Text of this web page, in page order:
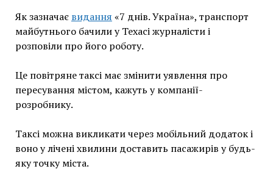
Як зазначає видання «7 днів. Україна», транспорт
майбутнього бачили у Техасі журналісти і
розповіли про його роботу.
Це повітряне таксі має змінити уявлення про
пересування містом, кажуть у компанії-
розробнику.
Таксі можна викликати через мобільний додаток і
воно у лічені хвилини доставить пасажирів у будь-
яку точку міста.